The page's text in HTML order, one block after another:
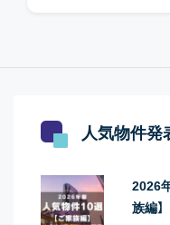
人気物件発
2026
族編】